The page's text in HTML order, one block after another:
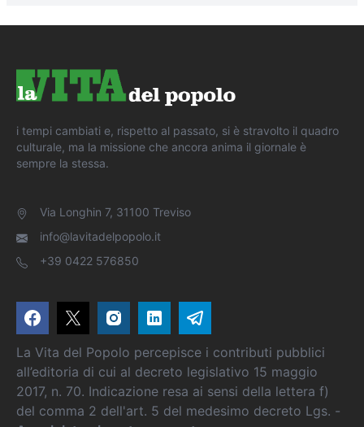
i tempi cambiati e, rispetto al passato, si è stravolto il quadro
culturale, ma la missione che ancora anima il giornale è
sempre la stessa.
Via Longhin 7, 31100 Treviso
info@lavitadelpopolo.it
+39 0422 576850
La Vita del Popolo percepisce i contributi pubblici
all’editoria di cui al decreto legislativo 15 maggio
2017, n. 70. Indicazione resa ai sensi della lettera f)
del comma 2 dell'art. 5 del medesimo decreto Lgs. -